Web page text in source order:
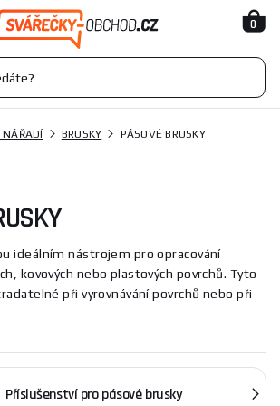
0
NÁŘADÍ BRUSKY PÁSOVÉ BRUSKY
ideálním nástrojem pro opracování
kovových nebo plastových povrchů. Tyto
při vyrovnávání povrchů nebo při
hmoty.
přijde do kontaktu s povrchem
efekt.
Příslušenství pro pásové brusky